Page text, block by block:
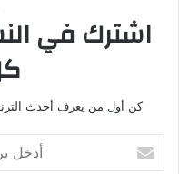
اشترك في
كن أول من يعرف أحدث
بريدك